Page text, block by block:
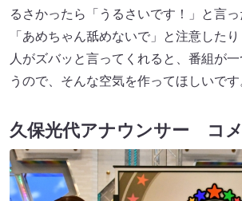
るさかったら「うるさいです！」と言
「あめちゃん舐めないで」と注意した
人がズバッと言ってくれると、番組が
うので、そんな空気を作ってほしいです
久保光代アナウンサー コ